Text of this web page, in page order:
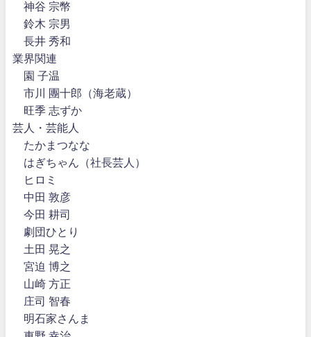
神谷 宗幣
鈴木 宗男
長井 秀和
業界関連
園 子温
市川 團十郎（海老蔵）
旺季 志ずか
芸人・芸能人
たかまつなな
はぎちゃん（社長芸人）
ヒロミ
中田 敦彦
今田 耕司
劇団ひとり
土田 晃之
宮迫 博之
山崎 方正
庄司 智春
明石家さんま